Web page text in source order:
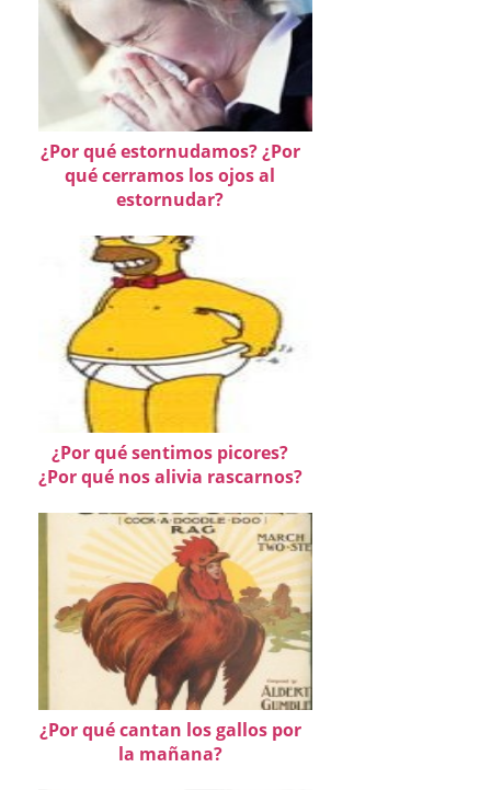
¿Por qué estornudamos? ¿Por
qué cerramos los ojos al
estornudar?
¿Por qué sentimos picores?
¿Por qué nos alivia rascarnos?
¿Por qué cantan los gallos por
la mañana?